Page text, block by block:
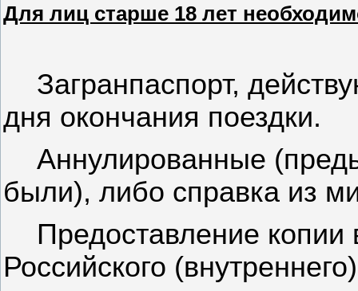
Для лиц старше 18 лет
Загранпаспорт,
дня окончания поездки.
Аннулированные
были), либо справка из
Предоставление копии
Российского